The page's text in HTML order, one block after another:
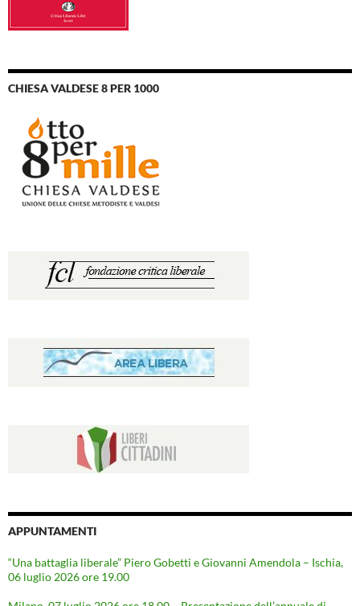
CHIESA VALDESE 8 PER 1000
APPUNTAMENTI
“Una battaglia liberale” Piero Gobetti e Giovanni Amendola – Ischia,
06 luglio 2026 ore 19.00